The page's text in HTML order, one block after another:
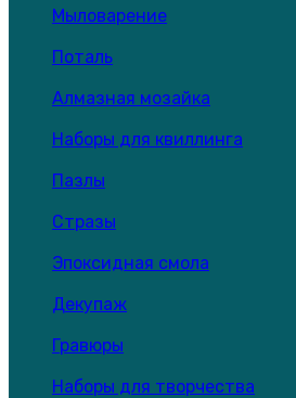
Мыловарение
Поталь
Алмазная мозайка
Наборы для квиллинга
Пазлы
Стразы
Эпоксидная смола
Декупаж
Гравюры
Наборы для творчества